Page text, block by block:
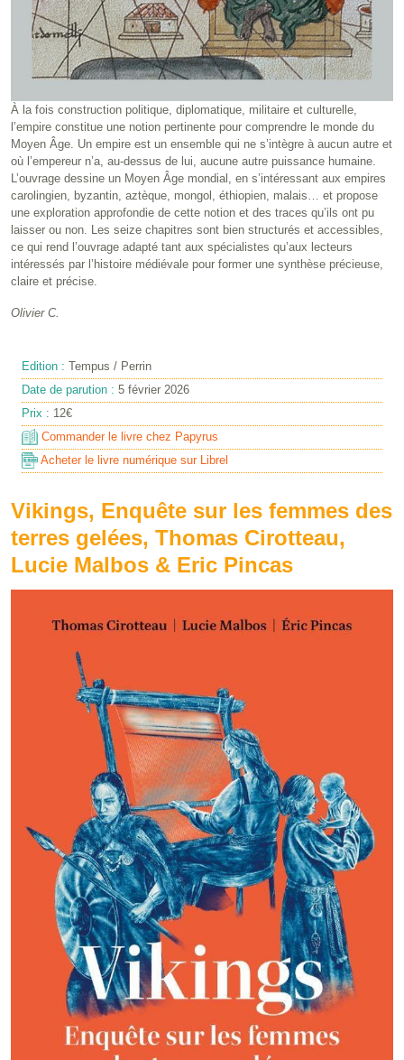
À la fois construction politique, diplomatique, militaire et culturelle,
l’empire constitue une notion pertinente pour comprendre le monde du
Moyen Âge. Un empire est un ensemble qui ne s’intègre à aucun autre et
où l’empereur n’a, au-dessus de lui, aucune autre puissance humaine.
L’ouvrage dessine un Moyen Âge mondial, en s’intéressant aux empires
carolingien, byzantin, aztèque, mongol, éthiopien, malais… et propose
une exploration approfondie de cette notion et des traces qu’ils ont pu
laisser ou non. Les seize chapitres sont bien structurés et accessibles,
ce qui rend l’ouvrage adapté tant aux spécialistes qu’aux lecteurs
intéressés par l’histoire médiévale pour former une synthèse précieuse,
claire et précise.
Olivier C.
Edition : Tempus / Perrin
Date de parution : 5 février 2026
Prix : 12€
Commander le livre chez Papyrus
Acheter le livre numérique sur Librel
Vikings, Enquête sur les femmes des
terres gelées, Thomas Cirotteau,
Lucie Malbos & Eric Pincas